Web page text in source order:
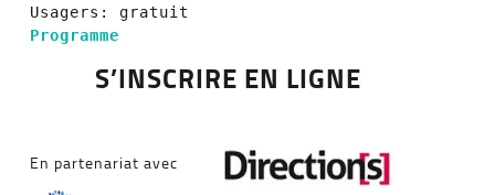
Programme
S’INSCRIRE EN LIGNE
En partenariat avec